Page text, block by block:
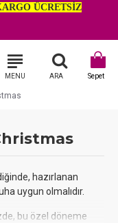
ÜCRETSİZ
hazırlanan
uygun olmalıdır.
bu özel döneme